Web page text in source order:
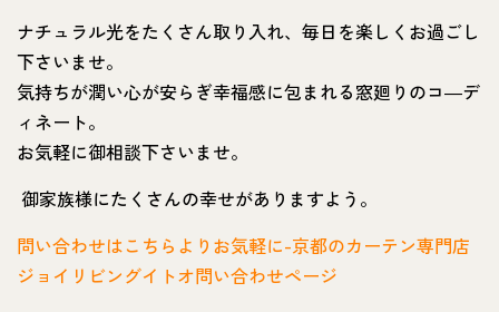
ナチュラル光をたくさん取り入れ、毎日を楽しくお過ごし
下さいませ。
気持ちが潤い心が安らぎ幸福感に包まれる窓廻りのコ―デ
ィネート。
お気軽に御相談下さいませ。
御家族様にたくさんの幸せがありますよう。
問い合わせはこちらよりお気軽に-京都のカーテン専門店
ジョイリビングイトオ問い合わせページ